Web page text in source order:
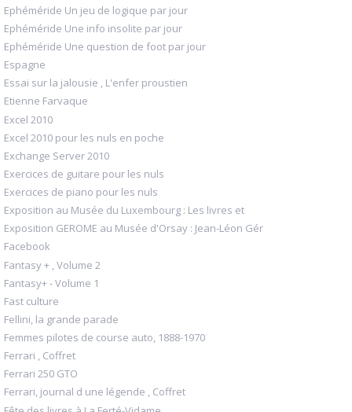
Ephéméride Un jeu de logique par jour
Ephéméride Une info insolite par jour
Ephéméride Une question de foot par jour
Espagne
Essai sur la jalousie , L'enfer proustien
Etienne Farvaque
Excel 2010
Excel 2010 pour les nuls en poche
Exchange Server 2010
Exercices de guitare pour les nuls
Exercices de piano pour les nuls
Exposition au Musée du Luxembourg : Les livres et
Exposition GEROME au Musée d'Orsay : Jean-Léon Gér
Facebook
Fantasy + , Volume 2
Fantasy+ - Volume 1
Fast culture
Fellini, la grande parade
Femmes pilotes de course auto, 1888-1970
Ferrari , Coffret
Ferrari 250 GTO
Ferrari, journal d une légende , Coffret